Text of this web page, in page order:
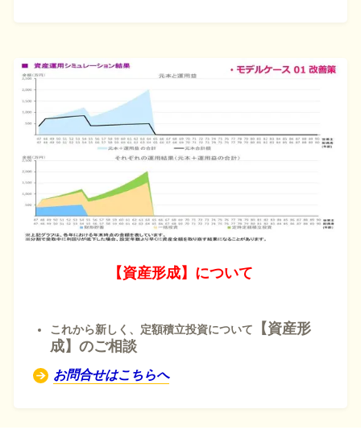
【資産形成】について
これから新しく、定額積立投資について
【資産形
成】のご相談
お問合せはこちらへ